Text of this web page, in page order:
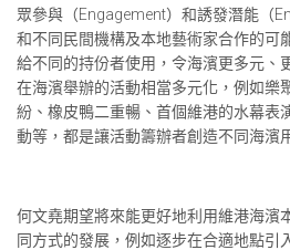
眾參與（Engagement）和誘發潛能（
和不同民間機構及本地藝術家合作的可
給不同的持份者使用，令海濱更多元、
在海濱舉辦的活動相當多元化，例如樂
紛、橡皮鴨二重暢、首個維港的水幕表
動等，都是讓活動籌辦者創造不同海濱
何文堯期望將來能更好地利用維港海濱
同方式的發展，例如逐步在合適地點引